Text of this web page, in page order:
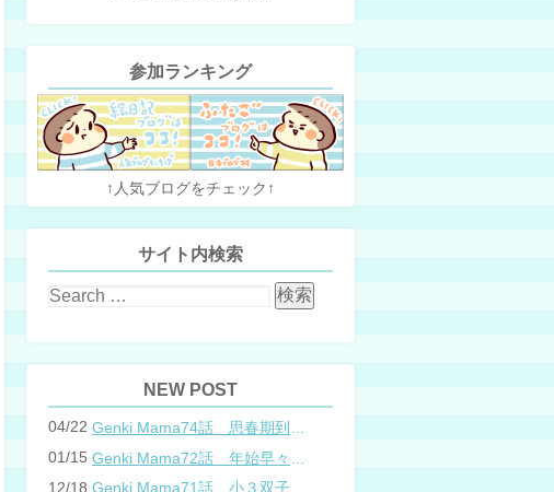
参加ランキング
↑人気ブログをチェック↑
サイト内検索
NEW POST
04/22
01/15
12/18